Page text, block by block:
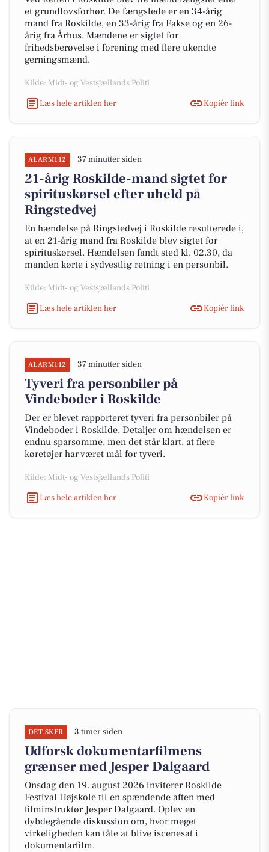
et grundlovsforhør. De fængslede er en 34-årig
mand fra Roskilde, en 33-årig fra Fakse og en 26-
årig fra Århus. Mændene er sigtet for
frihedsberøvelse i forening med flere ukendte
gerningsmænd.
Kilde: Midt- og Vestsjællands Politi
Læs hele artiklen her
Kopiér link
ALARM112 37 minutter siden
21-årig Roskilde-mand sigtet for
spirituskørsel efter uheld på
Ringstedvej
En hændelse på Ringstedvej i Roskilde resulterede i,
at en 21-årig mand fra Roskilde blev sigtet for
spirituskørsel. Hændelsen fandt sted kl. 02.30, da
manden kørte i sydvestlig retning i en personbil.
Kilde: Midt- og Vestsjællands Politi
Læs hele artiklen her
Kopiér link
ALARM112 37 minutter siden
Tyveri fra personbiler på
Vindeboder i Roskilde
Der er blevet rapporteret tyveri fra personbiler på
Vindeboder i Roskilde. Detaljer om hændelsen er
endnu sparsomme, men det står klart, at flere
køretøjer har været mål for tyveri.
Kilde: Midt- og Vestsjællands Politi
Læs hele artiklen her
Kopiér link
DET SKER 3 timer siden
Udforsk dokumentarfilmens
grænser med Jesper Dalgaard
Onsdag den 19. august 2026 inviterer Roskilde
Festival Højskole til en spændende aften med
filminstruktør Jesper Dalgaard. Oplev en
dybdegående diskussion om, hvor meget
virkeligheden kan tåle at blive iscenesat i
dokumentarfilm.